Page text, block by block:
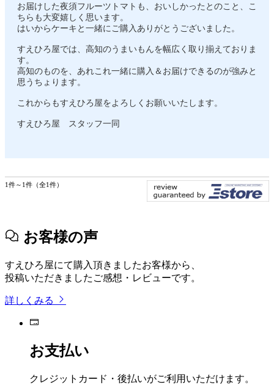
お届けした夜須フルーツトマトも、おいしかったとのこと、こ
ちらも大変嬉しく思います。
はいからケーキと一緒にご購入ありがとうございました。
すえひろ屋では、高知のうまいもんを幅広く取り揃えておりま
す。
高知のものを、あれこれ一緒に購入＆お届けできるのが強みと
思うちょります。
これからもすえひろ屋をよろしくお願いいたします。
すえひろ屋 スタッフ一同
1件～1件（全1件）
お客様の声
すえひろ屋にて購入頂きましたお客様から、
投稿いただきましたご感想・レビューです。
詳しくみる
お支払い
クレジットカード・後払いがご利用いただけます。